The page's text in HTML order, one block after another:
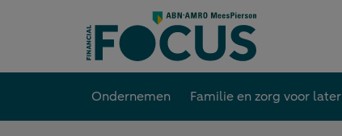
Ondernemen Familie en zorg voor later